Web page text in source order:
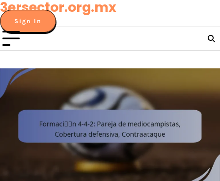
Skip
to
content
3ersector.org.mx
Sign In